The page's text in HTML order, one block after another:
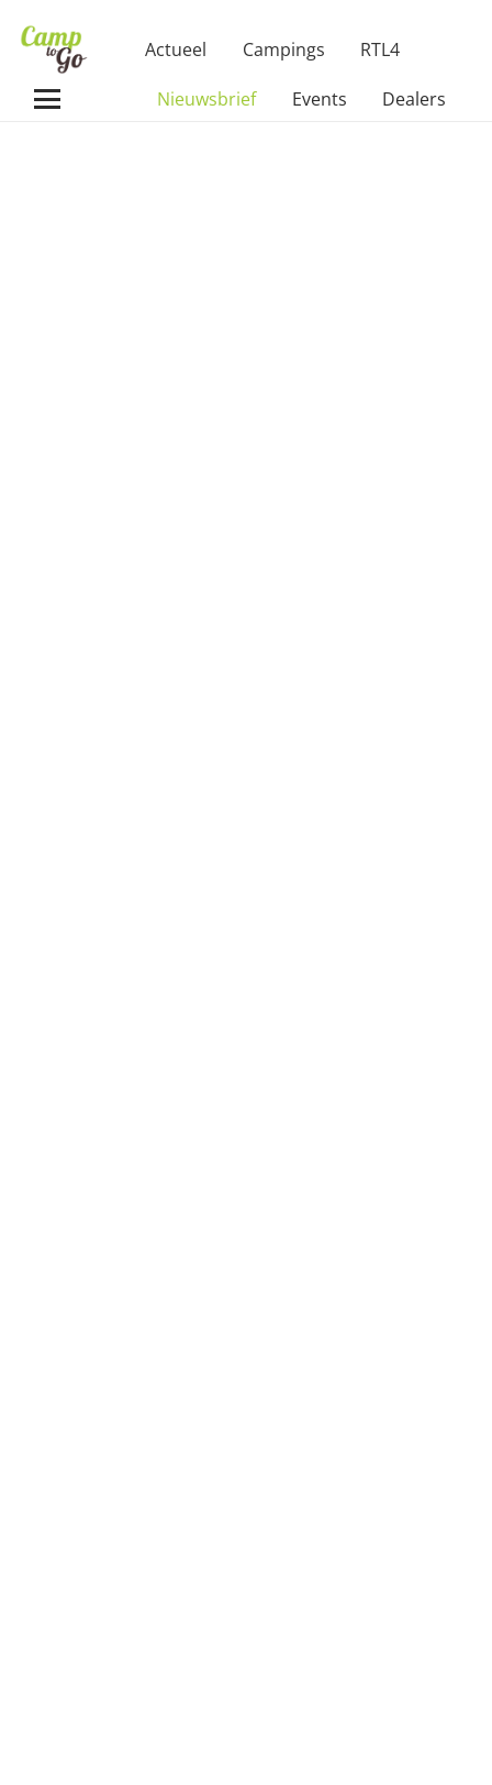
Actueel Campings RTL4
Nieuwsbrief Events Dealers